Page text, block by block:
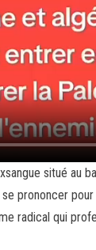
situé au
prononcer pour
radical qui